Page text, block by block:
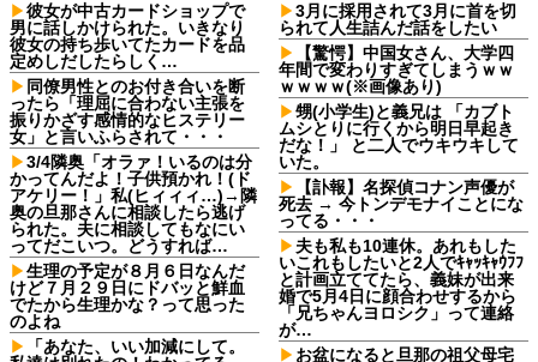
彼女が中古カードショップで
男に話しかけられた。いきなり
彼女の持ち歩いてたカードを品
定めしだしたらしく…
同僚男性とのお付き合いを断
ったら「理屈に合わない主張を
振りかざす感情的なヒステリー
女」と言いふらされて・・・
3/4隣奥「オラァ！いるのは分
かってんだよ！子供預かれ！(ド
アケリー！」私(ヒィィィ…)→隣
奥の旦那さんに相談したら逃げ
られた。夫に相談してもなにい
ってだこいつ。どうすれば…
生理の予定が８月６日なんだ
けど７月２９日にドバッと鮮血
でたから生理かな？って思った
のよね
「あなた、いい加減にして。
3月に採用されて3月に首を切
られて人生詰んだ話をしたい
【驚愕】中国女さん、大学四
年間で変わりすぎてしまうｗｗ
ｗｗｗｗ(※画像あり)
甥(小学生)と義兄は 「カブト
ムシとりに行くから明日早起き
だな！」 と二人でウキウキして
いた。
【訃報】名探偵コナン声優が
死去 → 今トンデモナイことにな
ってる・・・
夫も私も10連休。あれもした
いこれもしたいと2人でｷｬｯｷｬｳﾌﾌ
と計画立ててたら、義妹が出来
婚で5月4日に顔合わせするから
「兄ちゃんヨロシク」って連絡
が…
お盆になると旦那の祖父母宅